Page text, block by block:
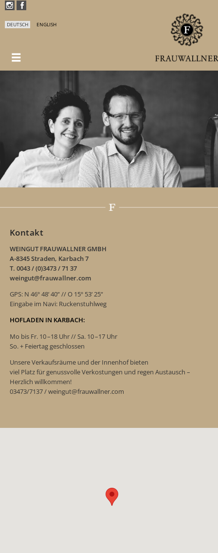
DEUTSCH ENGLISH
Kontakt
WEINGUT FRAUWALLNER GMBH
A-8345 Straden, Karbach 7
T. 0043 / (0)3473 / 71 37
weingut@frauwallner.com
GPS: N 46º 48‘ 40“ // O 15º 53‘ 25“
Eingabe im Navi: Ruckenstuhlweg
HOFLADEN IN KARBACH:
Mo bis Fr. 10 –18 Uhr // Sa. 10 –17 Uhr
So. + Feiertag geschlossen
Unsere Verkaufsräume und der Innenhof bieten
viel Platz für genussvolle Verkostungen und regen Austausch –
Herzlich willkommen!
03473/7137 / weingut@frauwallner.com